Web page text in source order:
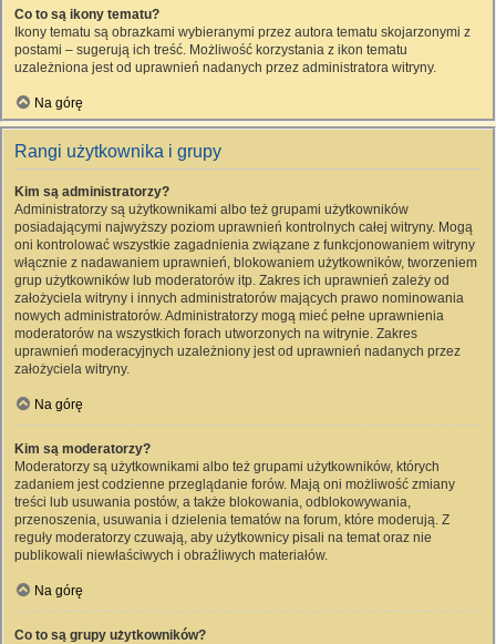
Co to są ikony tematu?
Ikony tematu są obrazkami wybieranymi przez autora tematu skojarzonymi z
postami – sugerują ich treść. Możliwość korzystania z ikon tematu
uzależniona jest od uprawnień nadanych przez administratora witryny.
Na górę
Rangi użytkownika i grupy
Kim są administratorzy?
Administratorzy są użytkownikami albo też grupami użytkowników
posiadającymi najwyższy poziom uprawnień kontrolnych całej witryny. Mogą
oni kontrolować wszystkie zagadnienia związane z funkcjonowaniem witryny
włącznie z nadawaniem uprawnień, blokowaniem użytkowników, tworzeniem
grup użytkowników lub moderatorów itp. Zakres ich uprawnień zależy od
założyciela witryny i innych administratorów mających prawo nominowania
nowych administratorów. Administratorzy mogą mieć pełne uprawnienia
moderatorów na wszystkich forach utworzonych na witrynie. Zakres
uprawnień moderacyjnych uzależniony jest od uprawnień nadanych przez
założyciela witryny.
Na górę
Kim są moderatorzy?
Moderatorzy są użytkownikami albo też grupami użytkowników, których
zadaniem jest codzienne przeglądanie forów. Mają oni możliwość zmiany
treści lub usuwania postów, a także blokowania, odblokowywania,
przenoszenia, usuwania i dzielenia tematów na forum, które moderują. Z
reguły moderatorzy czuwają, aby użytkownicy pisali na temat oraz nie
publikowali niewłaściwych i obraźliwych materiałów.
Na górę
Co to są grupy użytkowników?